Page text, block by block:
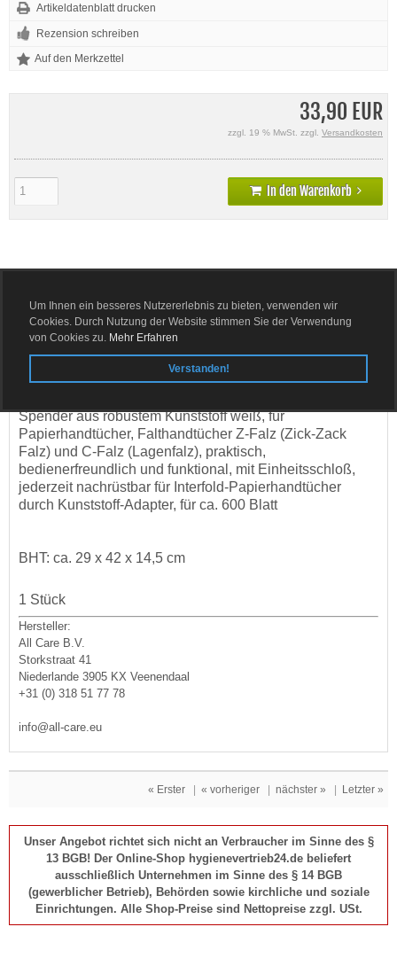
Um Ihnen ein besseres Nutzererlebnis zu bieten, verwenden wir
Cookies. Durch Nutzung der Website stimmen Sie der Verwendung
von Cookies zu. Mehr Erfahren
Verstanden!
Artikeldatenblatt drucken
Rezension schreiben
33,90 EUR
zzgl. 19 % MwSt. zzgl. Versandkosten
In den Warenkorb
Mehr Bilder
PRODUKTBESCHREIBUNG
Spender aus robustem Kunststoff weiß, für
Papierhandtücher, Falthandtücher Z-Falz (Zick-Zack
Falz) und C-Falz (Lagenfalz), praktisch,
bedienerfreundlich und funktional, mit Einheitsschloß,
jederzeit nachrüstbar für Interfold-Papierhandtücher
durch Kunststoff-Adapter, für ca. 600 Blatt
BHT: ca. 29 x 42 x 14,5 cm
1 Stück
Hersteller:
All Care B.V.
Storkstraat 41
Niederlande 3905 KX Veenendaal
+31 (0) 318 51 77 78
info@all-care.eu
« Erster | « vorheriger | nächster » | Letzter »
Unser Angebot richtet sich nicht an Verbraucher im Sinne des §
13 BGB! Der Online-Shop hygienevertrieb24.de beliefert
ausschließlich Unternehmen im Sinne des § 14 BGB
(gewerblicher Betrieb), Behörden sowie kirchliche und soziale
Einrichtungen. Alle Shop-Preise sind Nettopreise zzgl. USt.